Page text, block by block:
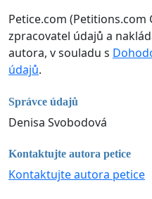
Petice.com
zpracovatel údajů a
autora, v souladu s
údajů.
Správce údajů
Denisa Svobodová
Kontaktujte autora petice
Kontaktujte autora petice